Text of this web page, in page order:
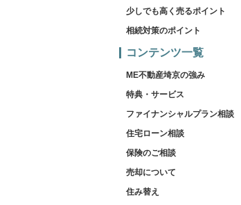
少しでも高く売るポイント
相続対策のポイント
コンテンツ一覧
ME不動産埼京の強み
特典・サービス
ファイナンシャルプラン相談
住宅ローン相談
保険のご相談
売却について
住み替え